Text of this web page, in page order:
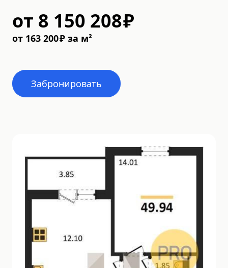
от 8 150 208₽
от 163 200₽ за м²
Забронировать